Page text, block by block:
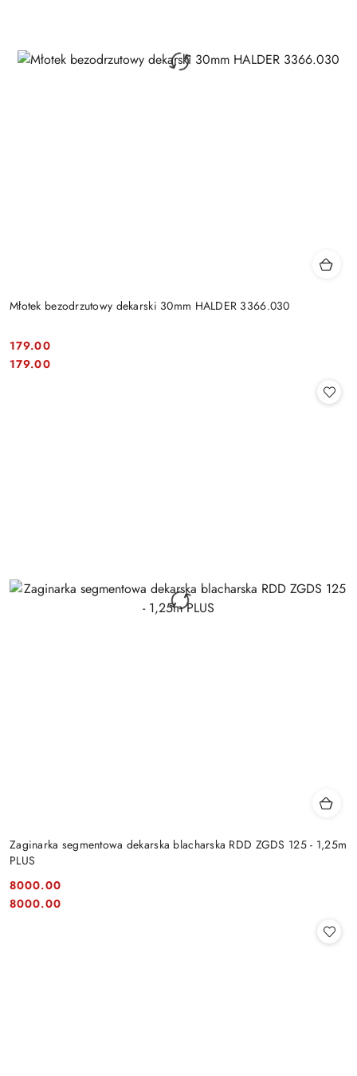
Młotek bezodrzutowy dekarski 30mm HALDER 3366.030
Cena:
179.00
Cena:
179.00
Zaginarka segmentowa dekarska blacharska RDD ZGDS 125 - 1,25m
PLUS
Cena:
8000.00
Cena:
8000.00